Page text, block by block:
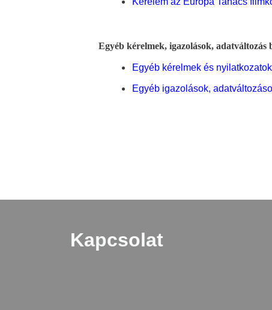
Egyéb kérelmek, igazolások, adatváltozás
Egyéb kérelmek és
Egyéb igazolások,
Kapcsolat